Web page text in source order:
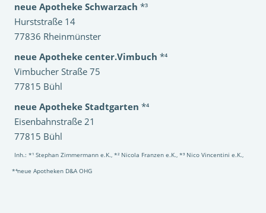
neue Apotheke Schwarzach *³
Hurststraße 14
77836 Rheinmünster
neue Apotheke center.Vimbuch *⁴
Vimbucher Straße 75
77815 Bühl
neue Apotheke Stadtgarten *⁴
Eisenbahnstraße 21
77815 Bühl
Inh.: *¹ Stephan Zimmermann e.K., *² Nicola Franzen e.K., *³ Nico Vincentini e.K.,
*⁴neue Apotheken D&A OHG